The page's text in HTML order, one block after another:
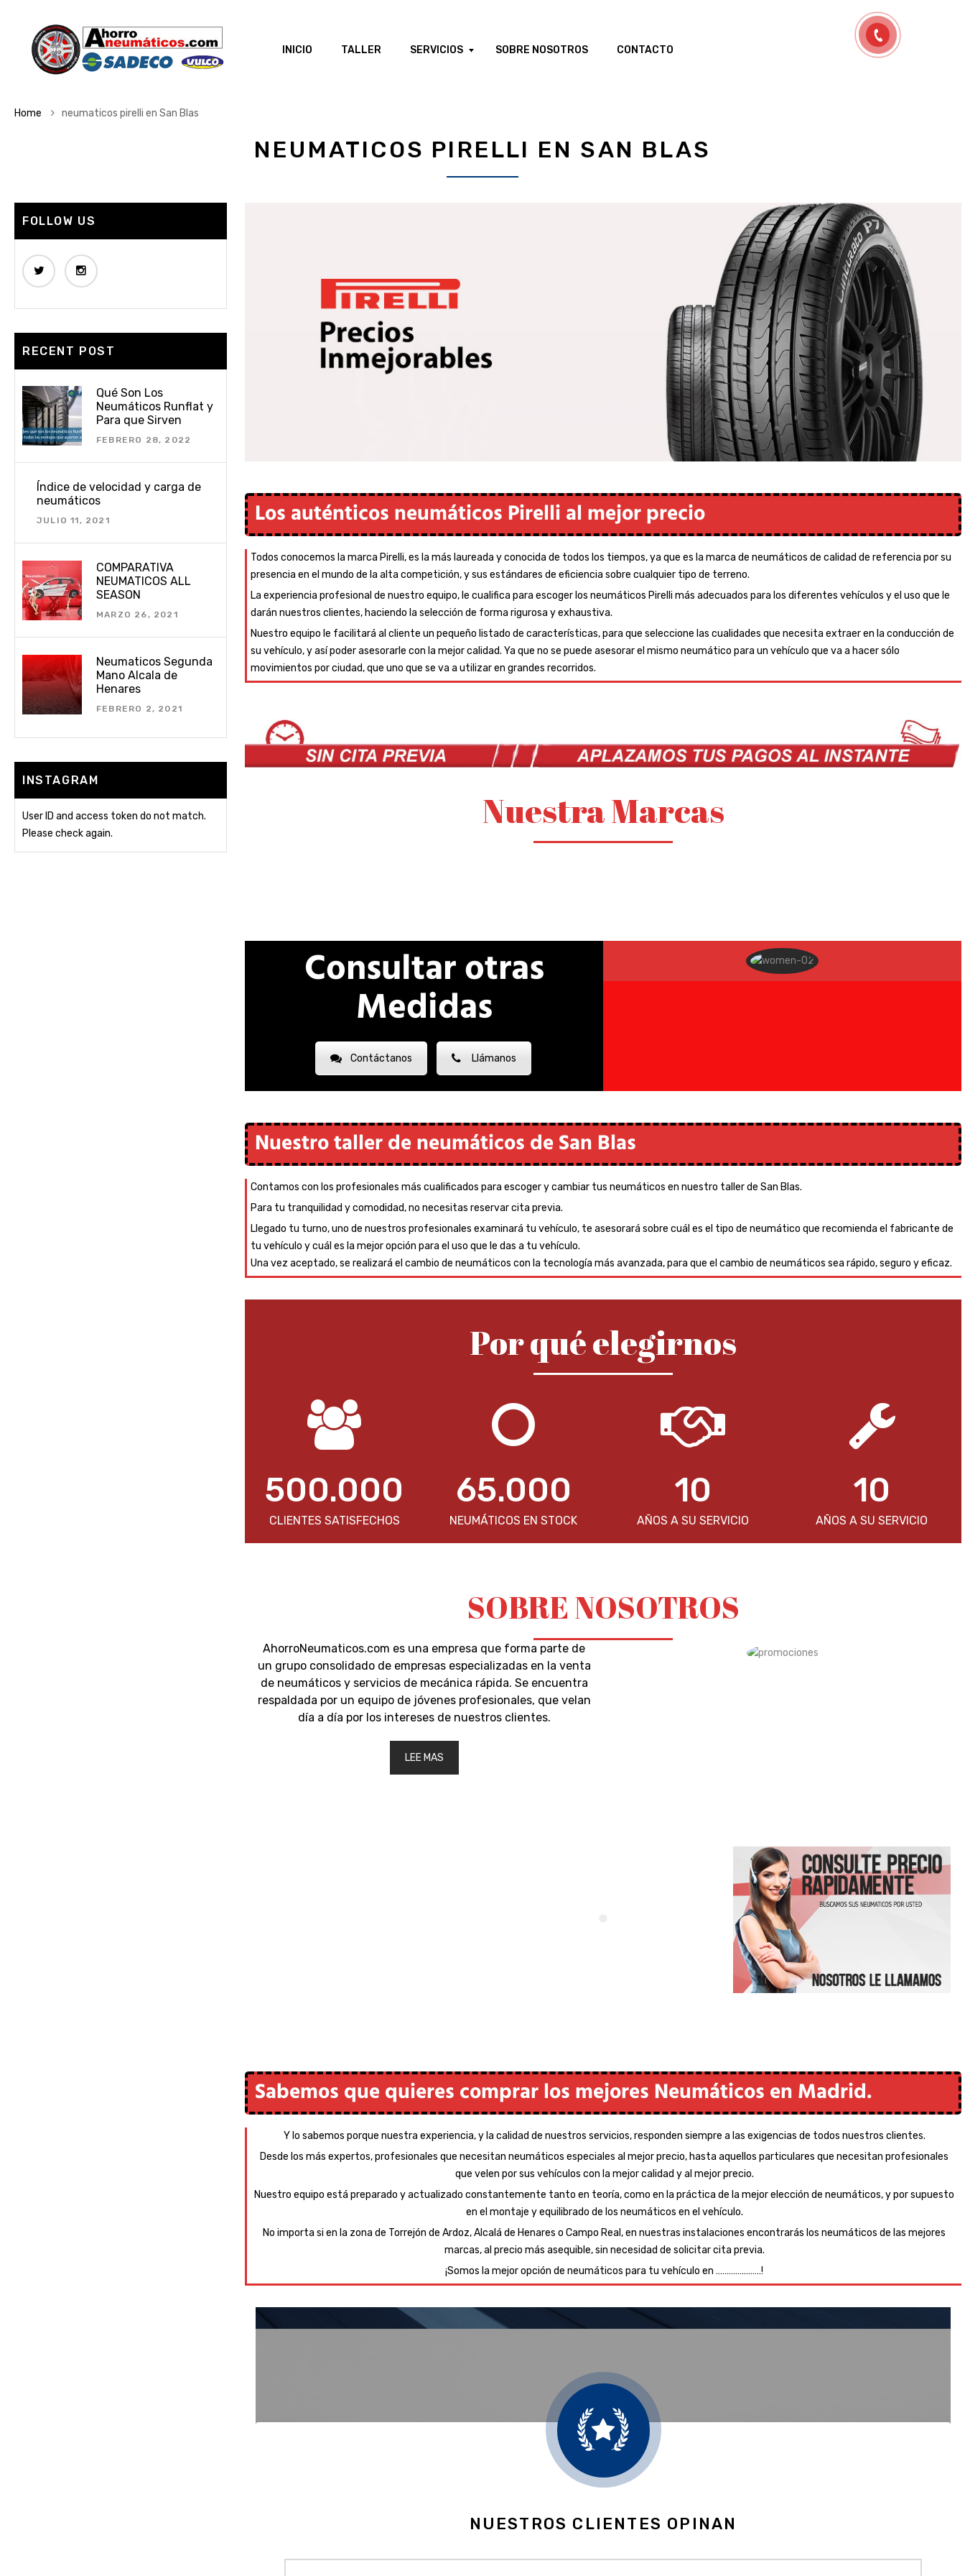
INICIO TALLER SERVICIOS SOBRE NOSOTROS CONTACTO
Home neumaticos pirelli en San Blas
NEUMATICOS PIRELLI EN SAN BLAS
Los auténticos neumáticos Pirelli al mejor precio
Todos conocemos la marca Pirelli, es la más laureada y conocida de todos los tiempos, ya que es la marca de neumáticos de calidad de referencia por su
presencia en el mundo de la alta competición, y sus estándares de eficiencia sobre cualquier tipo de terreno.
La experiencia profesional de nuestro equipo, le cualifica para escoger los neumáticos Pirelli más adecuados para los diferentes vehículos y el uso que le
darán nuestros clientes, haciendo la selección de forma rigurosa y exhaustiva.
Nuestro equipo le facilitará al cliente un pequeño listado de características, para que seleccione las cualidades que necesita extraer en la conducción de
su vehículo, y así poder asesorarle con la mejor calidad. Ya que no se puede asesorar el mismo neumático para un vehículo que va a hacer sólo
movimientos por ciudad, que uno que se va a utilizar en grandes recorridos.
Nuestra Marcas
Consultar otras
Medidas
Contáctanos Llámanos
Nuestro taller de neumáticos de San Blas
Contamos con los profesionales más cualificados para escoger y cambiar tus neumáticos en nuestro taller de San Blas.
Para tu tranquilidad y comodidad, no necesitas reservar cita previa.
Llegado tu turno, uno de nuestros profesionales examinará tu vehículo, te asesorará sobre cuál es el tipo de neumático que recomienda el fabricante de
tu vehículo y cuál es la mejor opción para el uso que le das a tu vehículo.
Una vez aceptado, se realizará el cambio de neumáticos con la tecnología más avanzada, para que el cambio de neumáticos sea rápido, seguro y eficaz.
Por qué elegirnos
500.000
CLIENTES SATISFECHOS
65.000
NEUMÁTICOS EN STOCK
10
AÑOS A SU SERVICIO
10
AÑOS A SU SERVICIO
SOBRE NOSOTROS
AhorroNeumaticos.com es una empresa que forma parte de
un grupo consolidado de empresas especializadas en la venta
de neumáticos y servicios de mecánica rápida. Se encuentra
respaldada por un equipo de jóvenes profesionales, que velan
día a día por los intereses de nuestros clientes.
LEE MAS
Sabemos que quieres comprar los mejores Neumáticos en Madrid.
Y lo sabemos porque nuestra experiencia, y la calidad de nuestros servicios, responden siempre a las exigencias de todos nuestros clientes.
Desde los más expertos, profesionales que necesitan neumáticos especiales al mejor precio, hasta aquellos particulares que necesitan profesionales
que velen por sus vehículos con la mejor calidad y al mejor precio.
Nuestro equipo está preparado y actualizado constantemente tanto en teoría, como en la práctica de la mejor elección de neumáticos, y por supuesto
en el montaje y equilibrado de los neumáticos en el vehículo.
No importa si en la zona de Torrejón de Ardoz, Alcalá de Henares o Campo Real, en nuestras instalaciones encontrarás los neumáticos de las mejores
marcas, al precio más asequible, sin necesidad de solicitar cita previa.
¡Somos la mejor opción de neumáticos para tu vehículo en …………………!
NUESTROS CLIENTES OPINAN
FOLLOW US
RECENT POST
Qué Son Los
Neumáticos Runflat y
Para que Sirven
FEBRERO 28, 2022
Índice de velocidad y carga de
neumáticos
JULIO 11, 2021
COMPARATIVA
NEUMATICOS ALL
SEASON
MARZO 26, 2021
Neumaticos Segunda
Mano Alcala de
Henares
FEBRERO 2, 2021
INSTAGRAM
User ID and access token do not match.
Please check again.